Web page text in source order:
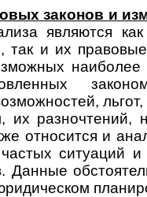
законов и
являются
так и их
наиболее
их разночтений,
относится и
ситуаций и
Данные